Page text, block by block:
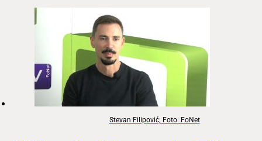
Stevan Filipović; Foto: FoNet